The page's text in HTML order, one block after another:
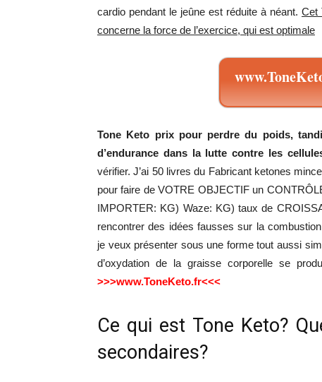
cardio pendant le jeûne est réduite à néant. Cet
concerne la force de l’exercice, qui est optimale
Tone Keto prix pour perdre du poids,
d’endurance dans la lutte contre les
vérifier. J’ai 50 livres du Fabricant ketones
pour faire de VOTRE OBJECTIF un
IMPORTER: KG) Waze: KG) taux de
rencontrer des idées fausses sur la
je veux présenter sous une forme tout aussi
d’oxydation de la graisse corporelle se
>>>www.ToneKeto.fr<<<
Ce qui est Tone Keto?
secondaires?